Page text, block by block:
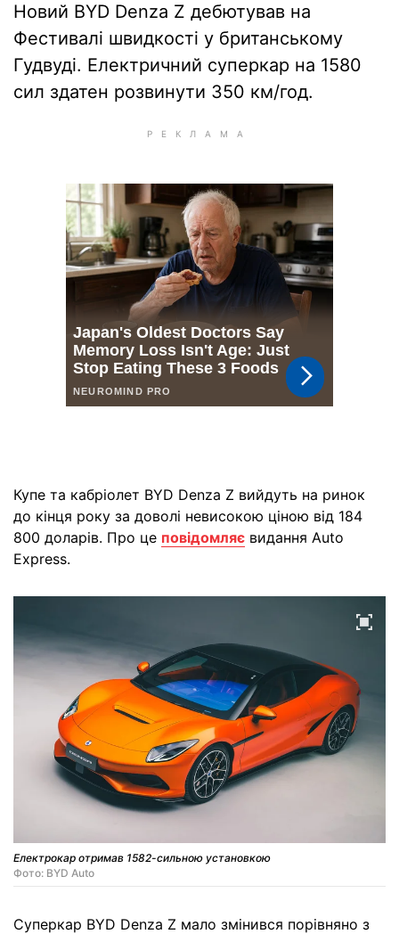
Новий BYD Denza Z дебютував на
Фестивалі швидкості у британському
Гудвуді. Електричний суперкар на 1580
сил здатен розвинути 350 км/год.
Купе та кабріолет BYD Denza Z вийдуть на ринок
до кінця року за доволі невисокою ціною від 184
800 доларів. Про це повідомляє видання Auto
Express.
Електрокар отримав 1582-сильною установкою
Фото: BYD Auto
Суперкар BYD Denza Z мало змінився порівняно з